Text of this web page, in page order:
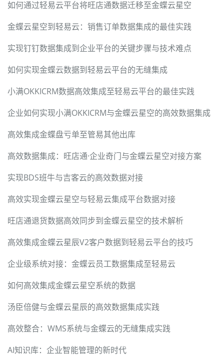
如何通过轻易云平台将旺店通数据迁移至金蝶云星空
金蝶云星空到轻易云：销售订单数据集成的最佳实践
实现钉钉数据集成到企业平台的关键步骤与技术难点
如何实现金蝶云数据到轻易云平台的无缝集成
小满OKKICRM数据高效集成至轻易云平台的最佳实践
企业如何实现小满OKKICRM与金蝶云星空的高效数据集成
高效集成金蝶盘亏单至管易其他出库
高效数据集成：旺店通·企业奇门与金蝶云星空对接方案
实现BDS班牛与吉客云的高效数据对接
高效实现金蝶云星空与轻易云集成平台数据对接
旺店通退货数据高效同步到金蝶云星空的技术解析
高效集成金蝶云星辰V2客户数据到轻易云平台的技巧
企业级系统对接：金蝶云员工数据集成至轻易云
如何高效集成金蝶云星空系统的数据
汤臣倍健与金蝶云星辰的高效数据集成实践
高效整合：WMS系统与金蝶云的无缝集成实践
AI知识库：企业智能管理的新时代